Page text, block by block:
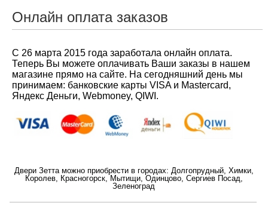
Онлайн оплата заказов
С 26 марта 2015 года заработала онлайн оплата.
Теперь Вы можете оплачивать Ваши заказы в нашем
магазине прямо на сайте. На сегодняшний день мы
принимаем: банковские карты VISA и Mastercard,
Яндекс Деньги, Webmoney, QIWI.
Двери Зетта можно приобрести в городах: Долгопрудный, Химки,
Королев, Красногорск, Мытищи, Одинцово, Сергиев Посад,
Зеленоград